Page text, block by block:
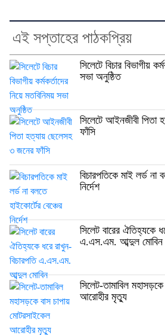
এই সপ্তাহের পাঠকপ্রিয়
সিলেটে বিচার বিভাগীয়
সভা অনুষ্ঠিত
সিলেটে আইনজীবী পিতা
ফাঁসি
বিচারপতিকে মাই লর্ড না
নির্দেশ
সিলেট বারের ঐতিহ্যকে
এ.এস.এম. আব্দুল মোবিন
সিলেট-তামাবিল
আরোহীর মৃত্যু